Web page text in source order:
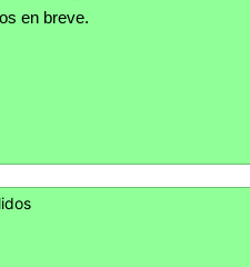
en breve.